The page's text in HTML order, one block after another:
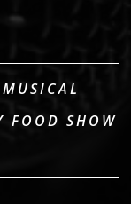
FOOD SHOW